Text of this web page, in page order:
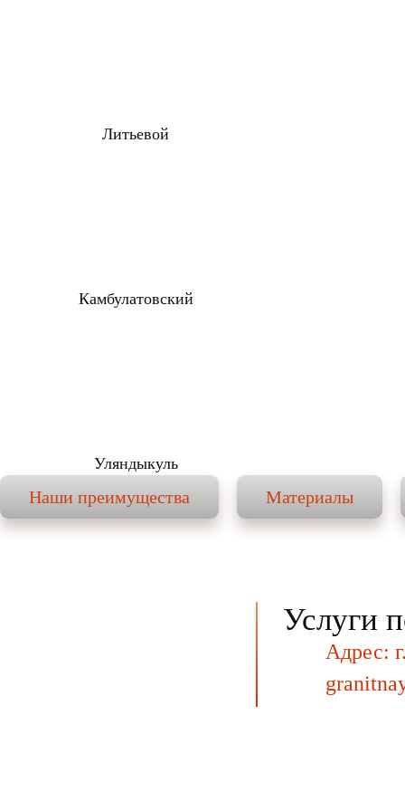
Литьевой
Камбулатовский
Уляндыкуль
Наши преимущества Материалы
Услуги
Адрес: